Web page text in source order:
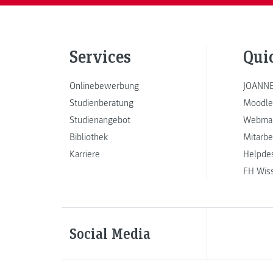
Services
Onlinebewerbung
Studienberatung
Studienangebot
Bibliothek
Karriere
FH
Social Media